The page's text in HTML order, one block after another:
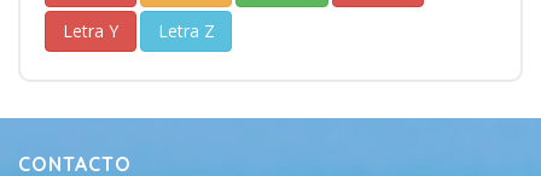
Letra Y
Letra Z
CONTACTO